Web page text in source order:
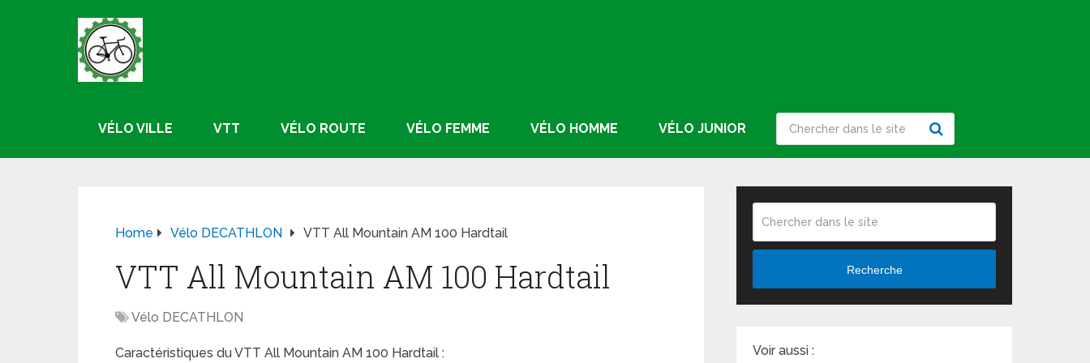
VÉLO VILLE VTT VÉLO ROUTE VÉLO FEMME VÉLO HOMME VÉLO JUNIOR
Home Vélo DECATHLON VTT All Mountain AM 100 Hardtail
VTT All Mountain AM 100 Hardtail
Vélo DECATHLON
Caractéristiques du VTT All Mountain AM 100 Hardtail :
Recherche
Voir aussi :